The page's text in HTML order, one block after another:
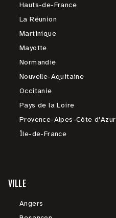
Hauts-de-France
La Réunion
Martinique
Mayotte
Normandie
Nouvelle-Aquitaine
Occitanie
Pays de la Loire
Provence-Alpes-Côte d'Azur
Île-de-France
VILLE
Angers